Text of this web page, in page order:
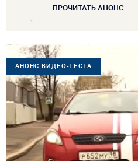
ПРОЧИТАТЬ АНОНС
АНОНС ВИДЕО-ТЕСТА